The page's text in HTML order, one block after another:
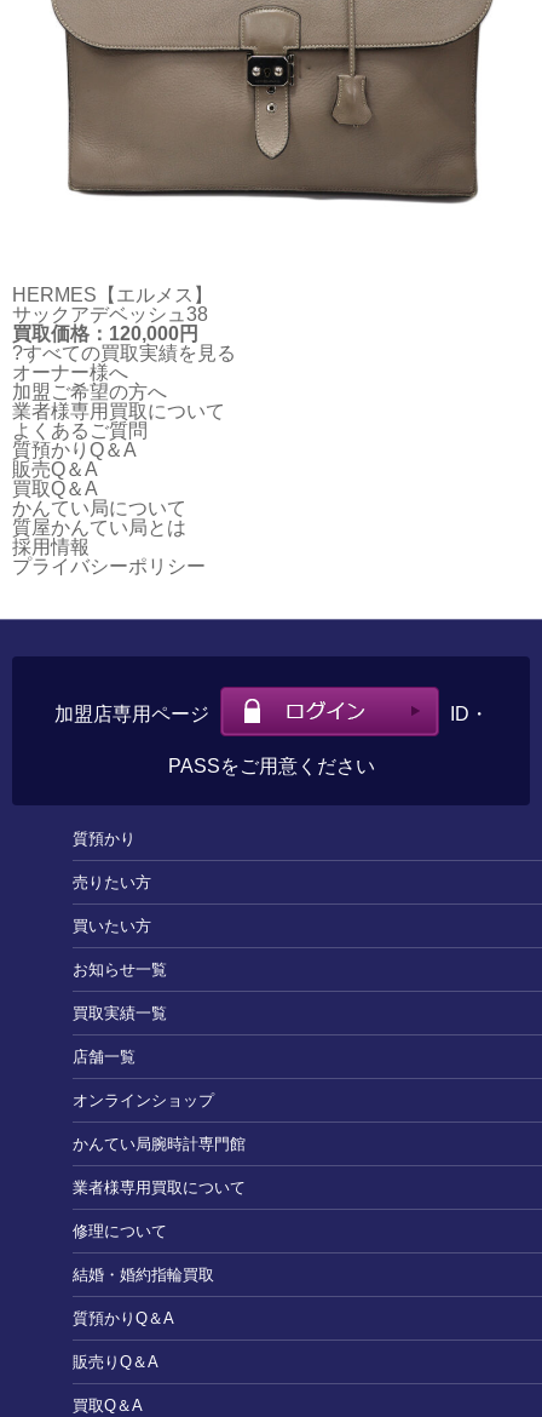
HERMES【エルメス】
サックアデベッシュ38
買取価格：120,000円
?すべての買取実績を見る
オーナー様へ
加盟ご希望の方へ
業者様専用買取について
よくあるご質問
質預かりQ＆A
販売Q＆A
買取Q＆A
かんてい局について
質屋かんてい局とは
採用情報
プライバシーポリシー
加盟店専用ページ ID・
PASSをご用意ください
質預かり
売りたい方
買いたい方
お知らせ一覧
買取実績一覧
店舗一覧
オンラインショップ
かんてい局腕時計専門館
業者様専用買取について
修理について
結婚・婚約指輪買取
質預かりQ＆A
販売りQ＆A
買取Q＆A